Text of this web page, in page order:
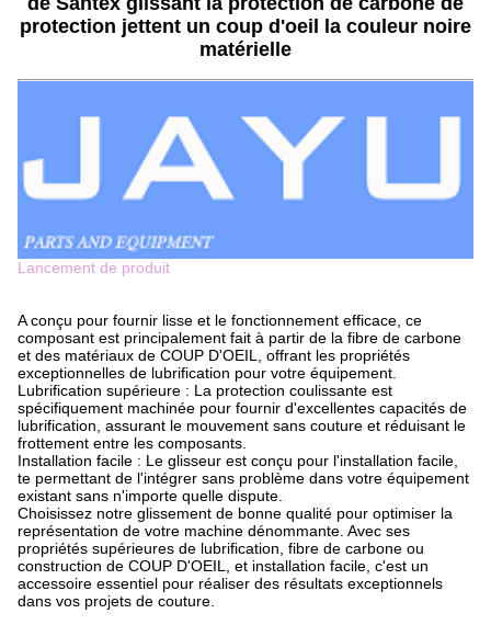
protection jettent un coup d'oeil la couleur noire
matérielle
Lancement de produit
A conçu pour fournir lisse et le fonctionnement efficace, ce
composant est principalement fait à partir de la fibre de carbone
et des matériaux de COUP D'OEIL, offrant les propriétés
exceptionnelles de lubrification pour votre équipement.
Lubrification supérieure : La protection coulissante est
spécifiquement machinée pour fournir d'excellentes capacités de
lubrification, assurant le mouvement sans couture et réduisant le
frottement entre les composants.
Installation facile : Le glisseur est conçu pour l'installation facile,
te permettant de l'intégrer sans problème dans votre équipement
existant sans n'importe quelle dispute.
Choisissez notre glissement de bonne qualité pour optimiser la
représentation de votre machine dénommante. Avec ses
propriétés supérieures de lubrification, fibre de carbone ou
construction de COUP D'OEIL, et installation facile, c'est un
accessoire essentiel pour réaliser des résultats exceptionnels
dans vos projets de couture.